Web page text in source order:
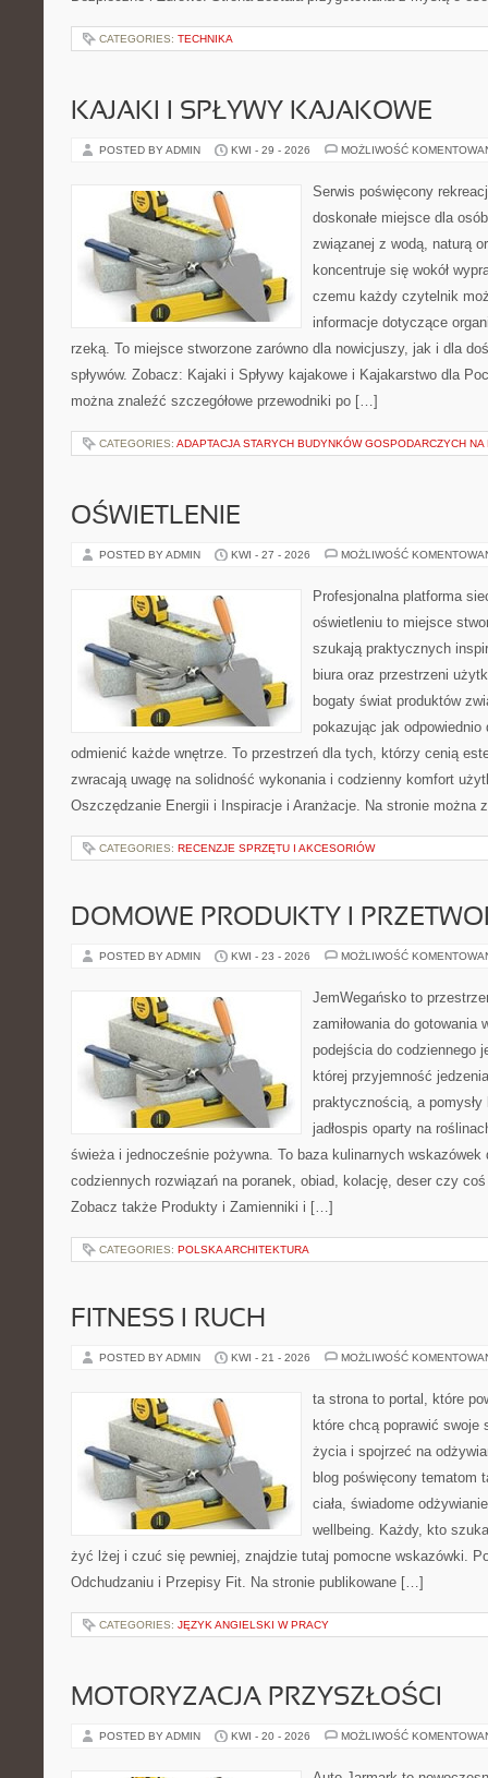
CATEGORIES: TECHNIKA
KAJAKI I SPŁYWY KAJAKOWE
POSTED BY ADMIN KWI - 29 - 2026 MOŻLIWOŚĆ
Serwis poświęcony
doskonałe miejsce dla
związanej z wodą, naturą
koncentruje się wokół
czemu każdy czytelnik
informacje dotyczące
rzeką. To miejsce stworzone zarówno dla nowicjuszy, jak i dla
spływów. Zobacz: Kajaki i Spływy kajakowe i Kajakarstwo dla
można znaleźć szczegółowe przewodniki po […]
CATEGORIES: ADAPTACJA STARYCH BUDYNKÓW GOSPODARCZYCH
OŚWIETLENIE
POSTED BY ADMIN KWI - 27 - 2026 MOŻLIWOŚĆ
Profesjonalna platforma
oświetleniu to miejsce
szukają praktycznych
biura oraz przestrzeni
bogaty świat produktów
pokazując jak odpowiednio
odmienić każde wnętrze. To przestrzeń dla tych, którzy cenią
zwracają uwagę na solidność wykonania i codzienny komfort
Oszczędzanie Energii i Inspiracje i Aranżacje. Na stronie można
CATEGORIES: RECENZJE SPRZĘTU I AKCESORIÓW
DOMOWE PRODUKTY I
POSTED BY ADMIN KWI - 23 - 2026 MOŻLIWOŚĆ
JemWegańsko to
zamiłowania do gotowania
podejścia do codziennego
której przyjemność
praktycznością, a
jadłospis oparty na
świeża i jednocześnie pożywna. To baza kulinarnych
codziennych rozwiązań na poranek, obiad, kolację, deser czy
Zobacz także Produkty i Zamienniki i […]
CATEGORIES: POLSKA ARCHITEKTURA
FITNESS I RUCH
POSTED BY ADMIN KWI - 21 - 2026 MOŻLIWOŚĆ
ta strona to portal, które
które chcą poprawić
życia i spojrzeć na
blog poświęcony tematom
ciała, świadome
wellbeing. Każdy, kto
żyć lżej i czuć się pewniej, znajdzie tutaj pomocne wskazówki.
Odchudzaniu i Przepisy Fit. Na stronie publikowane […]
CATEGORIES: JĘZYK ANGIELSKI W PRACY
MOTORYZACJA PRZYSZŁOŚCI
POSTED BY ADMIN KWI - 20 - 2026 MOŻLIWOŚĆ